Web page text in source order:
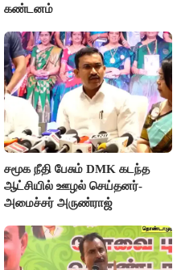
கண்டனம்
சமூக நீதி பேசும் DMK கடந்த
ஆட்சியில் ஊழல் செய்தனர்-
அமைச்சர் அருண்ராஜ்